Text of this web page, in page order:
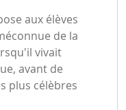
aux élèves
de la
vivait
avant de
plus célèbres